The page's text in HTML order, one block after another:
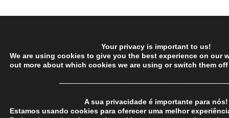
Your privacy is important to us!
We are using cookies to give you the best experience on our
out more about which cookies we are using or switch them
A sua privacidade é importante para nós!
Estamos usando cookies para oferecer uma melhor